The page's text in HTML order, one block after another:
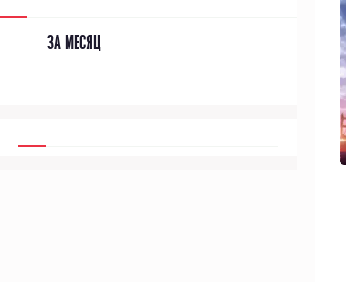
ЗА МЕСЯЦ